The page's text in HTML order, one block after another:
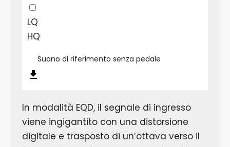
LQ
HQ
Suono di riferimento senza pedale
In modalità EQD, il segnale di ingresso
viene ingigantito con una distorsione
digitale e trasposto di un’ottava verso il